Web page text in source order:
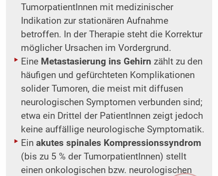
TumorpatientInnen mit medizinischer
Indikation zur stationären Aufnahme
betroffen. In der Therapie steht die Korrektur
möglicher Ursachen im Vordergrund.
Eine Metastasierung ins Gehirn zählt zu den
häufigen und gefürchteten Komplikationen
solider Tumoren, die meist mit diffusen
neurologischen Symptomen verbunden sind;
etwa ein Drittel der PatientInnen zeigt jedoch
keine auffällige neurologische Symptomatik.
Ein akutes spinales Kompressionssyndrom
(bis zu 5 % der TumorpatientInnen) stellt
einen onkologischen bzw. neurologischen